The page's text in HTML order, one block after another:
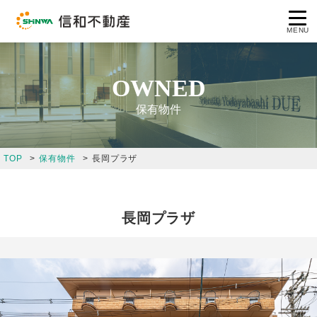
MENU
コンセプト
企業情報
事業案内
採用情報
OWNED
保有物件
TOP 保有物件 長岡プラザ
長岡プラザ